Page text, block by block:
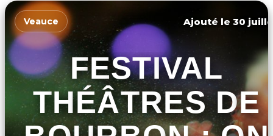
Veauce Ajouté le 30
FESTIVAL
THÉÂTRES DE